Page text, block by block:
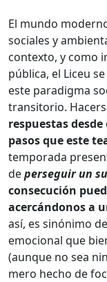
El mundo
sociales y
contexto, y como
pública, el Liceu
este paradigma
transitorio.
respuestas
pasos que este
temporada
deperseguir un
consecución
acercándonos a
así, es sinónimo
emocional que
(aunque no sea
mero hecho de